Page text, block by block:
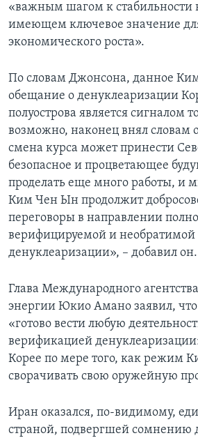
«важным шагом к стабильности
имеющем ключевое значение
экономического роста».
По словам Джонсона, данное
обещание о денуклеаризации
полуострова является сигналом
возможно, наконец внял словам
смена курса может принести
безопасное и процветающее
проделать еще много работы, и
Ким Чен Ын продолжит
переговоры в направлении
верифицируемой и необратимой
денуклеаризации», – добавил он.
Глава Международного
энергии Юкио Амано заявил, что
«готово вести любую
верификацией
Корее по мере того, как режим
сворачивать свою оружейную
Иран оказался, по-видимому,
страной, подвергшей сомнению